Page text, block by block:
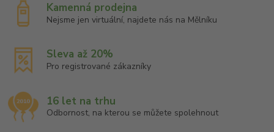
Kamenná prodejna
Nejsme jen virtuální, najdete nás na Mělníku
Sleva až 20%
Pro registrované zákazníky
16 let na trhu
Odbornost, na kterou se můžete spolehnout